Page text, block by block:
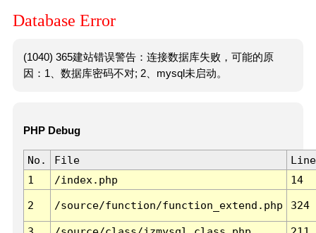
Database Error
(1040) 365建站错误警告：连接数据库失败，可能的原
因：1、数据库密码不对; 2、mysql未启动。
PHP Debug
No. File
Line
1
/index.php 14
2 /source/function/function_extend.php 324